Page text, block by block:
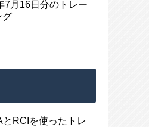
7月16日分のトレー
グ
とRCIを使ったトレ